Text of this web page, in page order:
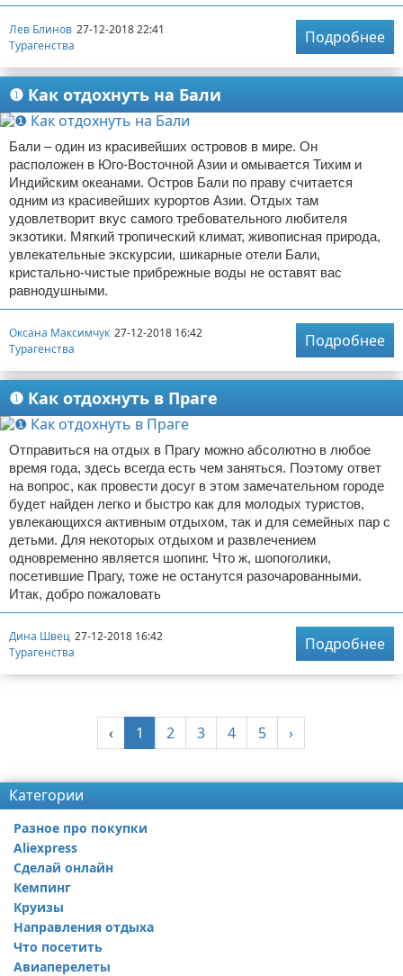
Лев Блинов 27-12-2018 22:41
Турагенства
Подробнее
❶ Как отдохнуть на Бали
Бали – один из красивейших островов в мире. Он
расположен в Юго-Восточной Азии и омывается Тихим и
Индийским океанами. Остров Бали по праву считается
одним из красивейших курортов Азии. Отдых там
удовлетворит вкус самого требовательного любителя
экзотики. Мягкий тропический климат, живописная природа,
увлекательные экскурсии, шикарные отели Бали,
кристально-чистые прибрежные воды не оставят вас
равнодушными.
Оксана Максимчук 27-12-2018 16:42
Турагенства
Подробнее
❶ Как отдохнуть в Праге
Отправиться на отдых в Прагу можно абсолютно в любое
время года, здесь всегда есть чем заняться. Поэтому ответ
на вопрос, как провести досуг в этом замечательном городе
будет найден легко и быстро как для молодых туристов,
увлекающихся активным отдыхом, так и для семейных пар с
детьми. Для некоторых отдыхом и развлечением
одновременно является шопинг. Что ж, шопоголики,
посетившие Прагу, тоже не останутся разочарованными.
Итак, добро пожаловать
Дина Швец 27-12-2018 16:42
Турагенства
Подробнее
‹ 1 2 3 4 5 ›
Категории
Разное про покупки
Aliexpress
Сделай онлайн
Кемпинг
Круизы
Направления отдыха
Что посетить
Авиаперелеты